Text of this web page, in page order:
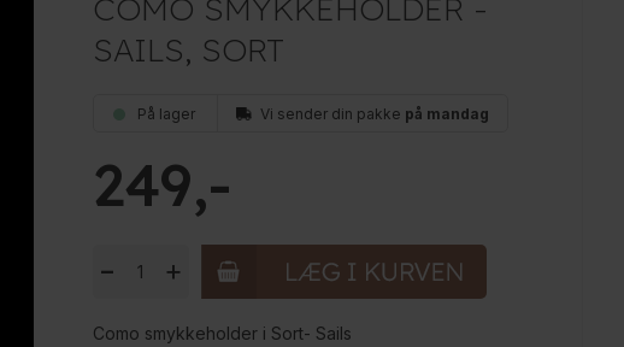
COMO SMYKKEHOLDER -
SAILS, SORT
På lager Vi sender din pakke på mandag
249
+
-
Como smykkeholder i Sort- Sails